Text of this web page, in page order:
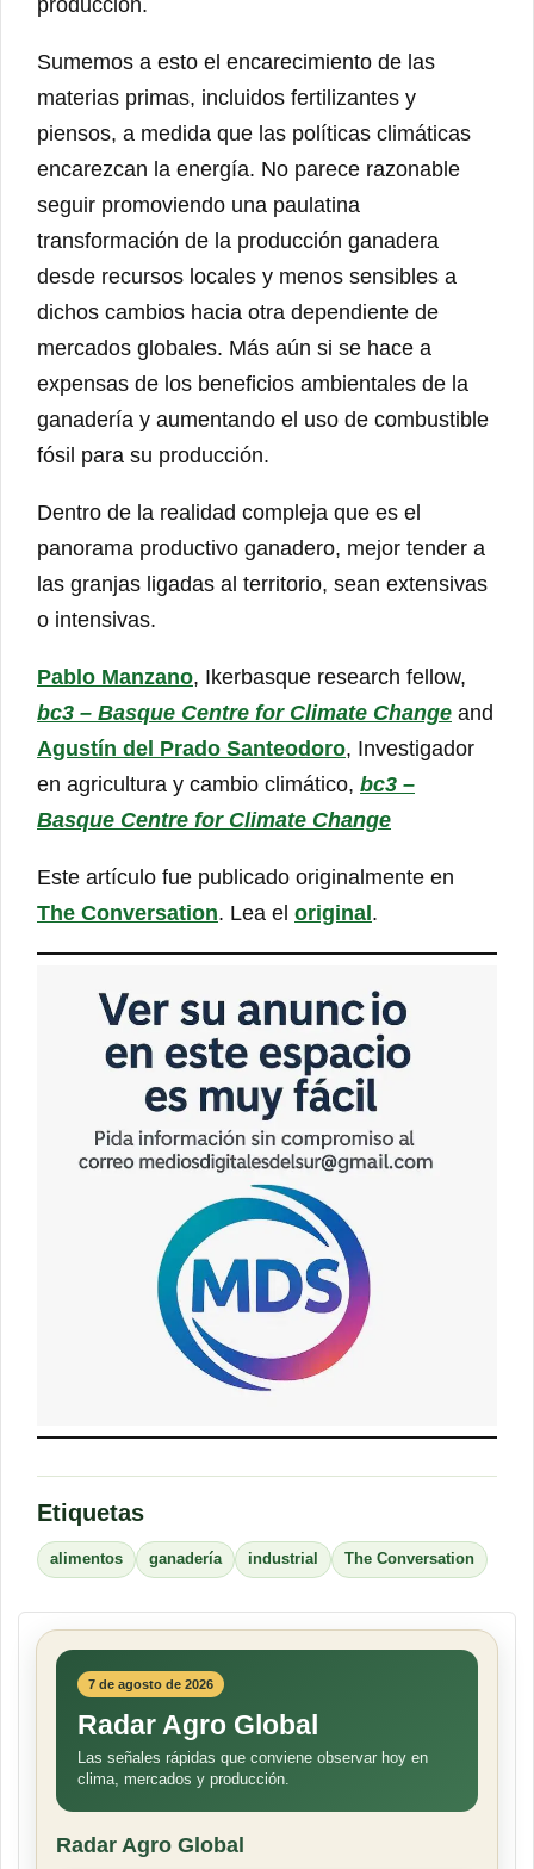
Sumemos a esto el encarecimiento de las
materias primas, incluidos fertilizantes y
piensos, a medida que las políticas climáticas
encarezcan la energía. No parece razonable
seguir promoviendo una paulatina
transformación de la producción ganadera
desde recursos locales y menos sensibles a
dichos cambios hacia otra dependiente de
mercados globales. Más aún si se hace a
expensas de los beneficios ambientales de la
ganadería y aumentando el uso de combustible
fósil para su producción.
Dentro de la realidad compleja que es el
panorama productivo ganadero, mejor tender a
las granjas ligadas al territorio, sean extensivas
o intensivas.
Pablo Manzano, Ikerbasque research fellow,
bc3 – Basque Centre for Climate Change and
Agustín del Prado Santeodoro, Investigador
en agricultura y cambio climático, bc3 –
Basque Centre for Climate Change
Este artículo fue publicado originalmente en
The Conversation. Lea el original.
Etiquetas
alimentos ganadería industrial The Conversation
7 de agosto de 2026
Radar Agro Global
Las señales rápidas que conviene observar hoy en
clima, mercados y producción.
Radar Agro Global